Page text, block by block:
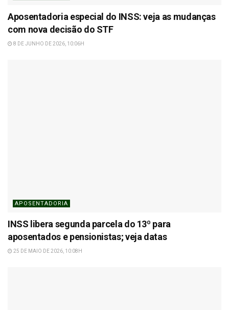
Aposentadoria especial do INSS: veja as mudanças
com nova decisão do STF
8 DE JUNHO DE 2026, 10:06H
APOSENTADORIA
INSS libera segunda parcela do 13º para
aposentados e pensionistas; veja datas
25 DE MAIO DE 2026, 10:08H